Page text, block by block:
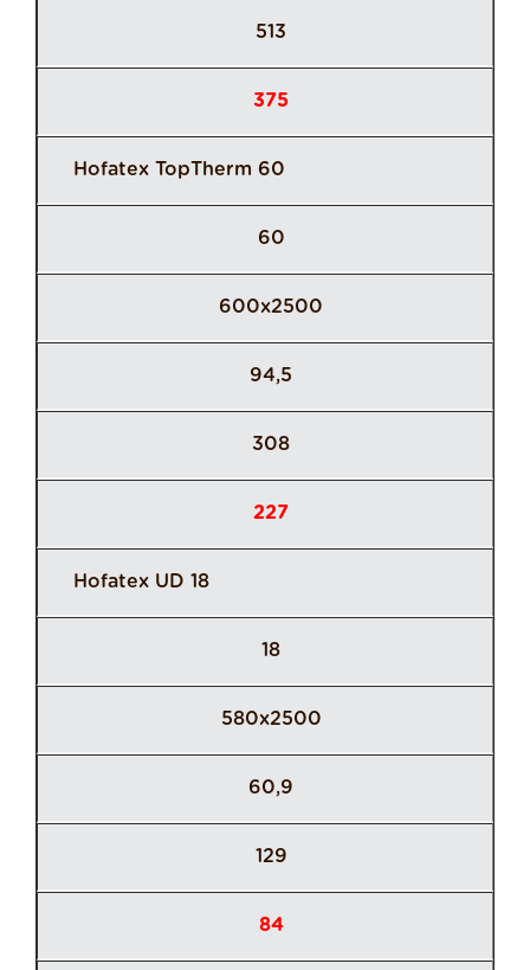
513
375
Hofatex TopTherm 60
60
600x2500
94,5
308
227
Hofatex UD 18
18
580x2500
60,9
129
84